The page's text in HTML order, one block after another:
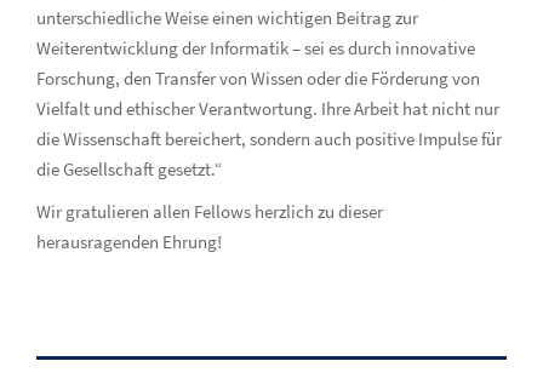
unterschiedliche Weise einen wichtigen Beitrag zur
Weiterentwicklung der Informatik – sei es durch innovative
Forschung, den Transfer von Wissen oder die Förderung von
Vielfalt und ethischer Verantwortung. Ihre Arbeit hat nicht nur
die Wissenschaft bereichert, sondern auch positive Impulse für
die Gesellschaft gesetzt.“
Wir gratulieren allen Fellows herzlich zu dieser
herausragenden Ehrung!